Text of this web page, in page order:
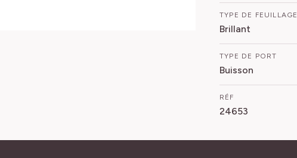
TYPE DE FEUILLAGE
Brillant
TYPE DE PORT
Buisson
RÉF
24653